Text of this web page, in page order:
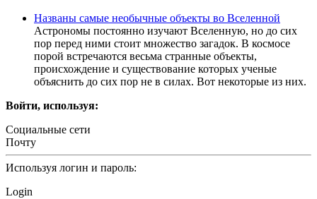
Названы самые необычные объекты во Вселенной
Астрономы постоянно изучают Вселенную, но до сих
пор перед ними стоит множество загадок. В космосе
порой встречаются весьма странные объекты,
происхождение и существование которых ученые
объяснить до сих пор не в силах. Вот некоторые из них.
Войти, используя:
Социальные сети
Почту
Используя логин и пароль:
Login